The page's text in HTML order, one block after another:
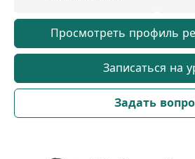
Просмотреть профиль
Записаться на
Задать